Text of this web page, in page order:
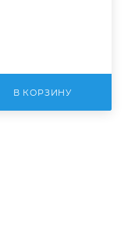
В КОРЗИНУ